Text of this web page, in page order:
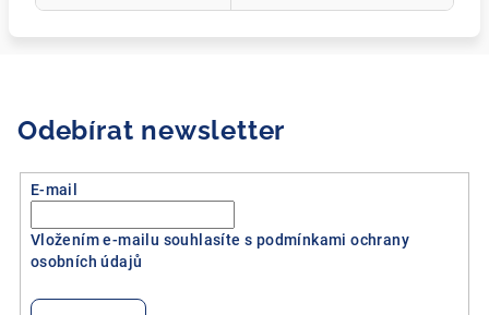
Odebírat newsletter
E-mail
Vložením e-mailu souhlasíte s podmínkami ochrany
osobních údajů